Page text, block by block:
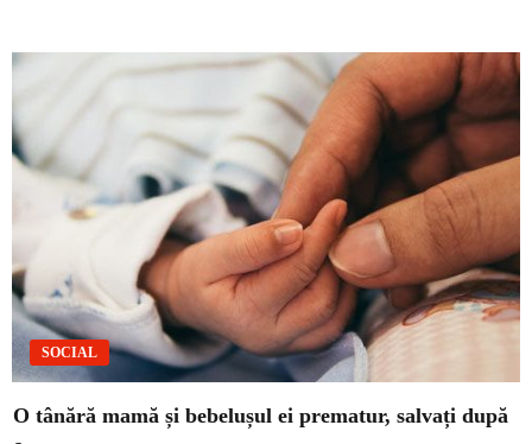
SOCIAL
O tânără mamă și bebelușul ei prematur, salvați după